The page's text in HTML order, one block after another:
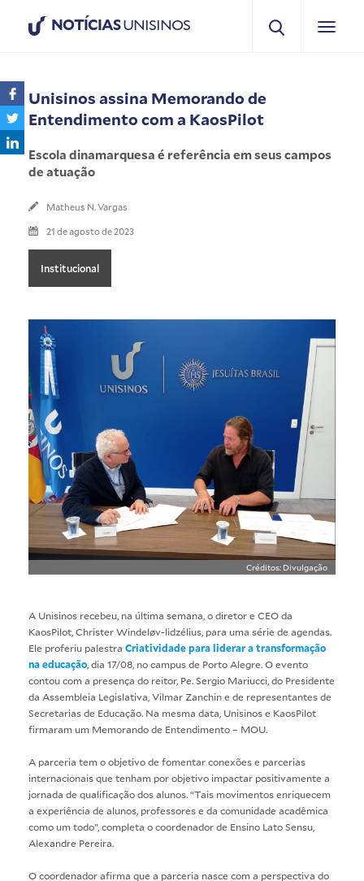
NOTÍCIASUNISINOS
Unisinos assina Memorando de
Entendimento com a KaosPilot
Escola dinamarquesa é referência em seus campos
de atuação
Matheus N. Vargas
21 de agosto de 2023
Institucional
Créditos: Divulgação
A Unisinos recebeu, na última semana, o diretor e CEO da
KaosPilot, Christer Windeløv-lidzélius, para uma série de agendas.
Ele proferiu palestra Criatividade para liderar a transformação
na educação , dia 17/08, no campus de Porto Alegre. O evento
contou com a presença do reitor, Pe. Sergio Mariucci, do Presidente
da Assembleia Legislativa, Vilmar Zanchin e de representantes de
Secretarias de Educação. Na mesma data, Unisinos e KaosPilot
firmaram um Memorando de Entendimento – MOU.
A parceria tem o objetivo de fomentar conexões e parcerias
internacionais que tenham por objetivo impactar positivamente a
jornada de qualificação dos alunos. “Tais movimentos enriquecem
a experiência de alunos, professores e da comunidade acadêmica
como um todo”, completa o coordenador de Ensino Lato Sensu,
Alexandre Pereira.
O coordenador afirma que a parceria nasce com a perspectiva do